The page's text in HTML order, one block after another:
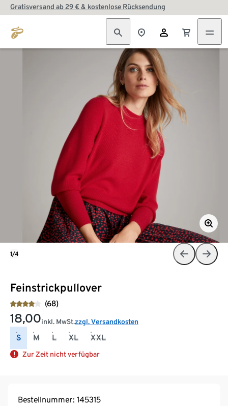
Gratisversand ab 29 € & kostenlose Rücksendung
Feinstrickpullover
(68)
18,00inkl. MwSt.zzgl. Versandkosten
S M L XL XXL
Zur Zeit nicht verfügbar
1/4
Bestellnummer: 145315